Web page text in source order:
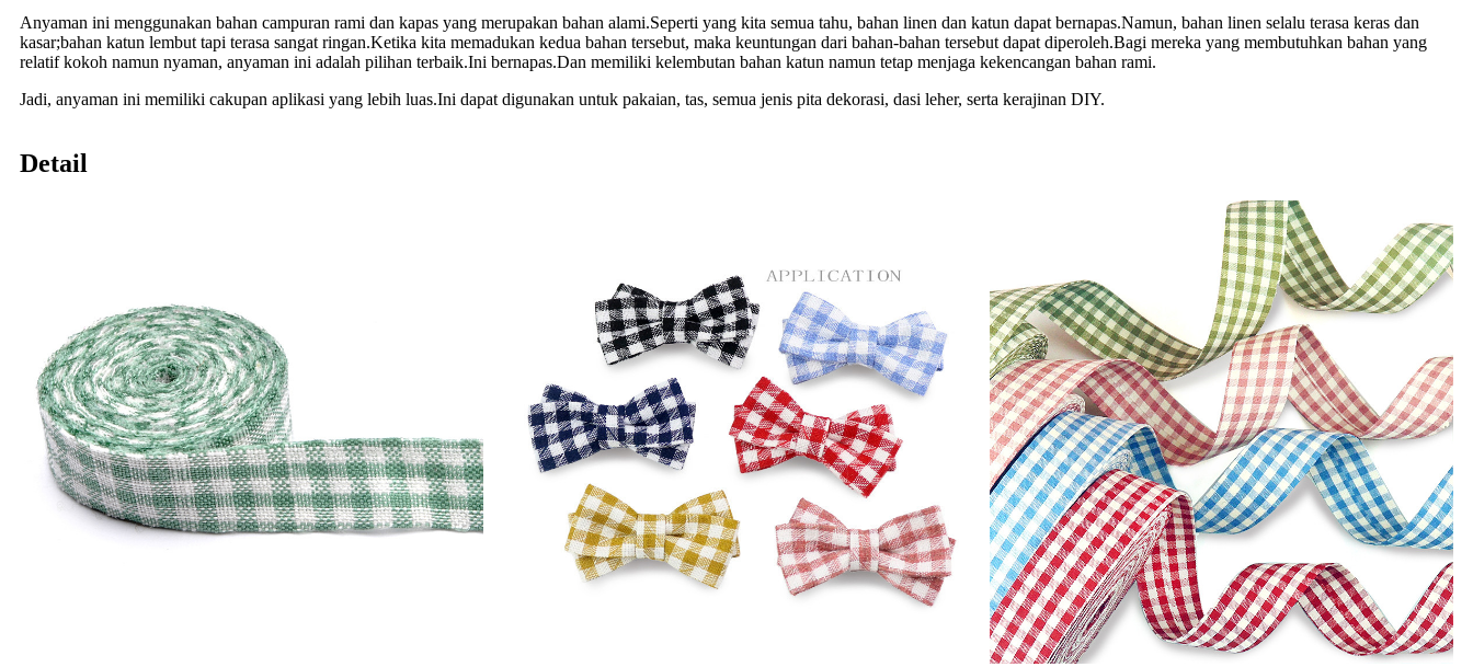
Anyaman ini menggunakan bahan campuran rami dan kapas yang merupakan bahan alami.Seperti yang kita semua tahu, bahan linen dan katun dapat bernapas.Namun, bahan linen selalu terasa keras dan
kasar;bahan katun lembut tapi terasa sangat ringan.Ketika kita memadukan kedua bahan tersebut, maka keuntungan dari bahan-bahan tersebut dapat diperoleh.Bagi mereka yang membutuhkan bahan yang
relatif kokoh namun nyaman, anyaman ini adalah pilihan terbaik.Ini bernapas.Dan memiliki kelembutan bahan katun namun tetap menjaga kekencangan bahan rami.
Jadi, anyaman ini memiliki cakupan aplikasi yang lebih luas.Ini dapat digunakan untuk pakaian, tas, semua jenis pita dekorasi, dasi leher, serta kerajinan DIY.
Detail